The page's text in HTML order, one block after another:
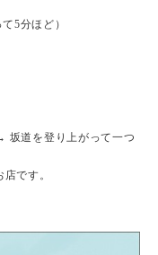
5分ほど）
坂道を登り上がって一つ
です。